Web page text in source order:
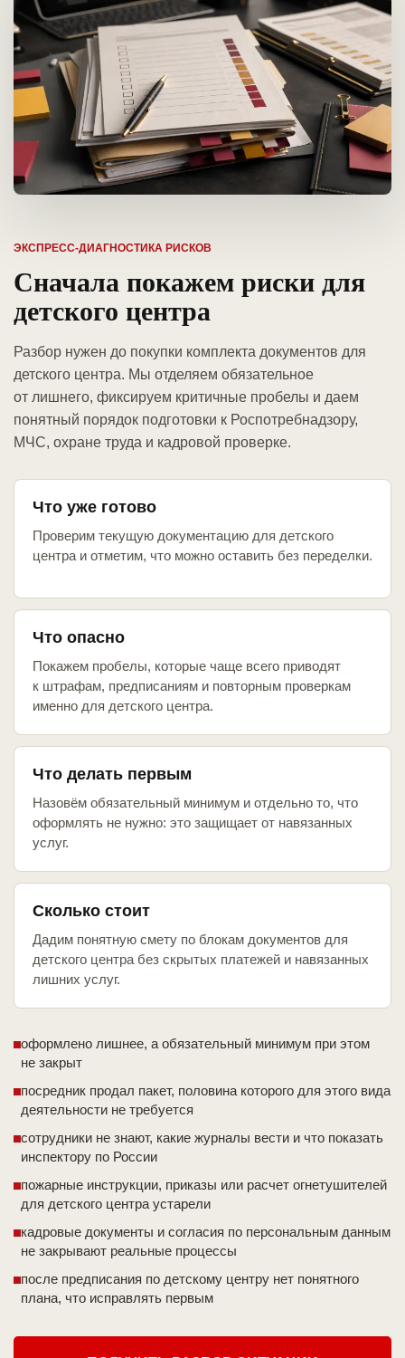
ЭКСПРЕСС-ДИАГНОСТИКА РИСКОВ
Сначала покажем риски для
детского центра
Разбор нужен до покупки комплекта документов для
детского центра. Мы отделяем обязательное
от лишнего, фиксируем критичные пробелы и даем
понятный порядок подготовки к Роспотребнадзору,
МЧС, охране труда и кадровой проверке.
Что уже готово
Проверим текущую документацию для детского
центра и отметим, что можно оставить без переделки.
Что опасно
Покажем пробелы, которые чаще всего приводят
к штрафам, предписаниям и повторным проверкам
именно для детского центра.
Что делать первым
Назовём обязательный минимум и отдельно то, что
оформлять не нужно: это защищает от навязанных
услуг.
Сколько стоит
Дадим понятную смету по блокам документов для
детского центра без скрытых платежей и навязанных
лишних услуг.
оформлено лишнее, а обязательный минимум при этом
не закрыт
посредник продал пакет, половина которого для этого вида
деятельности не требуется
сотрудники не знают, какие журналы вести и что показать
инспектору по России
пожарные инструкции, приказы или расчет огнетушителей
для детского центра устарели
кадровые документы и согласия по персональным данным
не закрывают реальные процессы
после предписания по детскому центру нет понятного
плана, что исправлять первым